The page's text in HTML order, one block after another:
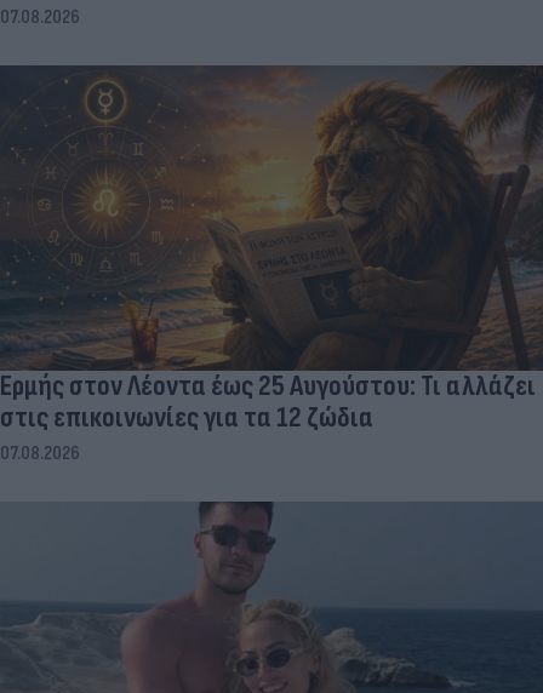
07.08.2026
Ερμής στον Λέοντα έως 25 Αυγούστου: Τι αλλάζει
στις επικοινωνίες για τα 12 ζώδια
07.08.2026